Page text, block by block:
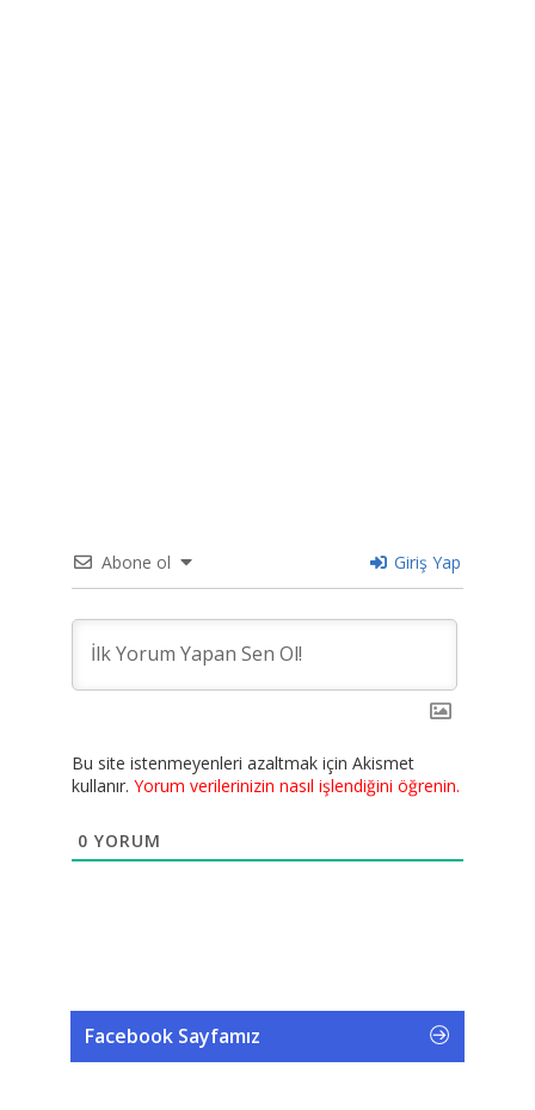
Abone ol Giriş Yap
Bu site istenmeyenleri azaltmak için Akismet
kullanır. Yorum verilerinizin nasıl işlendiğini öğrenin.
0 YORUM
Facebook Sayfamız